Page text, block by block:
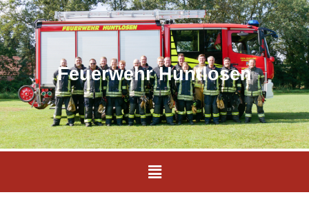
Feuerwehr Huntlosen